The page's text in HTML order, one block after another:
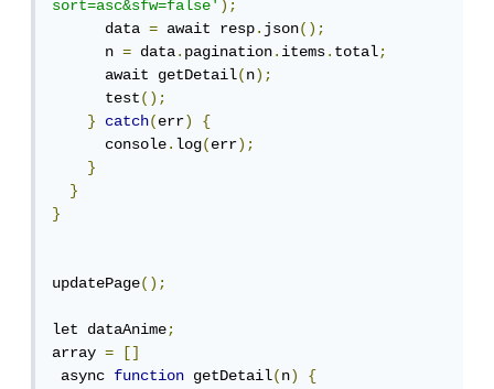
sort=asc&sfw=false');
      data
= await resp.json();
      n
= data.pagination.items.total;
      await getDetail
(n);
      test
();
}
catch(err)
{
      console
.log(err);
}
}
}
updatePage();
let dataAnime;
array =
[]
async function getDetail(n)
{